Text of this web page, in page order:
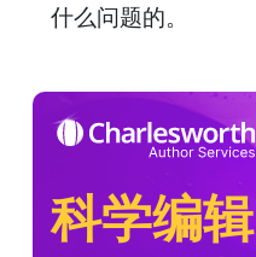
什么问题的。
科学编辑